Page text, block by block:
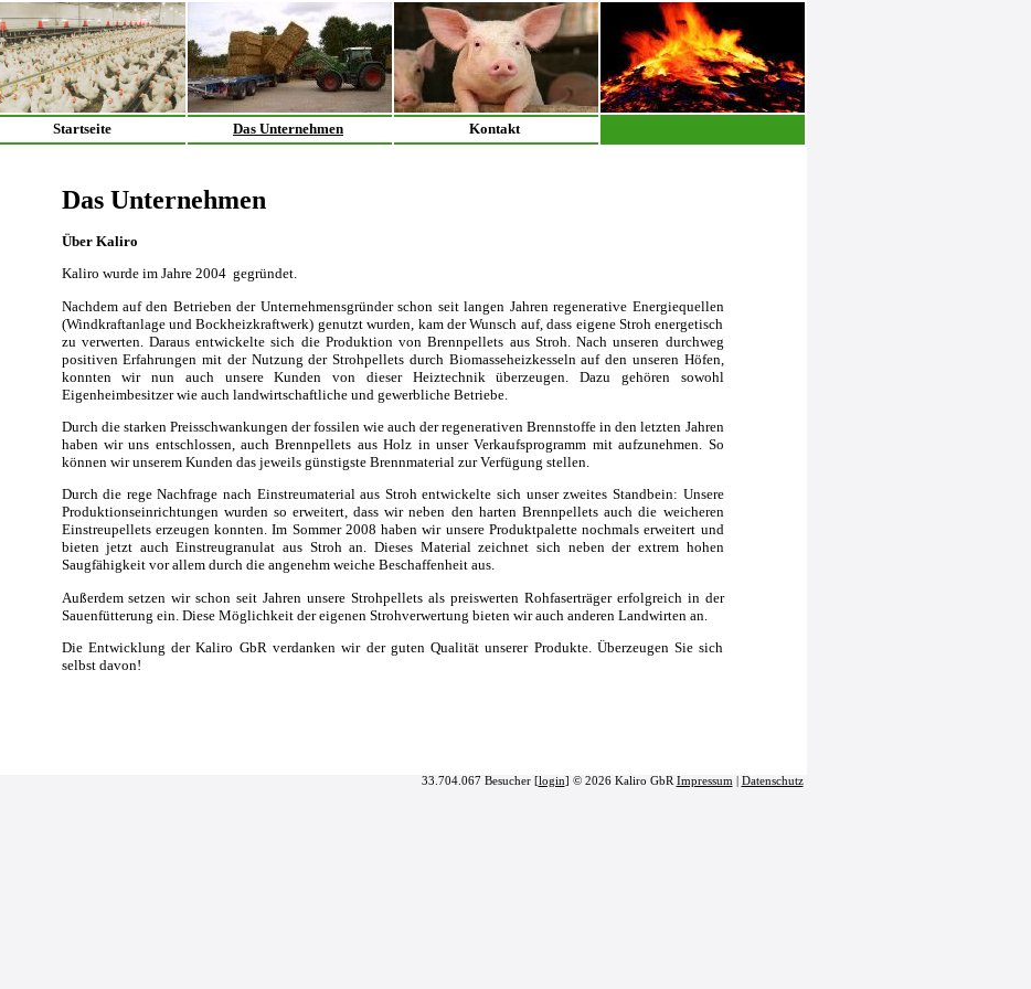
Startseite Das Unternehmen Kontakt
Das Unternehmen
Über Kaliro
Kaliro wurde im Jahre 2004 gegründet.
Nachdem auf den Betrieben der Unternehmensgründer schon seit langen Jahren regenerative Energiequellen
(Windkraftanlage und Bockheizkraftwerk) genutzt wurden, kam der Wunsch auf, dass eigene Stroh energetisch
zu verwerten. Daraus entwickelte sich die Produktion von Brennpellets aus Stroh. Nach unseren durchweg
positiven Erfahrungen mit der Nutzung der Strohpellets durch Biomasseheizkesseln auf den unseren Höfen,
konnten wir nun auch unsere Kunden von dieser Heiztechnik überzeugen. Dazu gehören sowohl
Eigenheimbesitzer wie auch landwirtschaftliche und gewerbliche Betriebe.
Durch die starken Preisschwankungen der fossilen wie auch der regenerativen Brennstoffe in den letzten Jahren
haben wir uns entschlossen, auch Brennpellets aus Holz in unser Verkaufsprogramm mit aufzunehmen. So
können wir unserem Kunden das jeweils günstigste Brennmaterial zur Verfügung stellen.
Durch die rege Nachfrage nach Einstreumaterial aus Stroh entwickelte sich unser zweites Standbein: Unsere
Produktionseinrichtungen wurden so erweitert, dass wir neben den harten Brennpellets auch die weicheren
Einstreupellets erzeugen konnten. Im Sommer 2008 haben wir unsere Produktpalette nochmals erweitert und
bieten jetzt auch Einstreugranulat aus Stroh an. Dieses Material zeichnet sich neben der extrem hohen
Saugfähigkeit vor allem durch die angenehm weiche Beschaffenheit aus.
Außerdem setzen wir schon seit Jahren unsere Strohpellets als preiswerten Rohfaserträger erfolgreich in der
Sauenfütterung ein. Diese Möglichkeit der eigenen Strohverwertung bieten wir auch anderen Landwirten an.
Die Entwicklung der Kaliro GbR verdanken wir der guten Qualität unserer Produkte. Überzeugen Sie sich
selbst davon!
33.704.067 Besucher [login] © 2026 Kaliro GbR Impressum Datenschutz